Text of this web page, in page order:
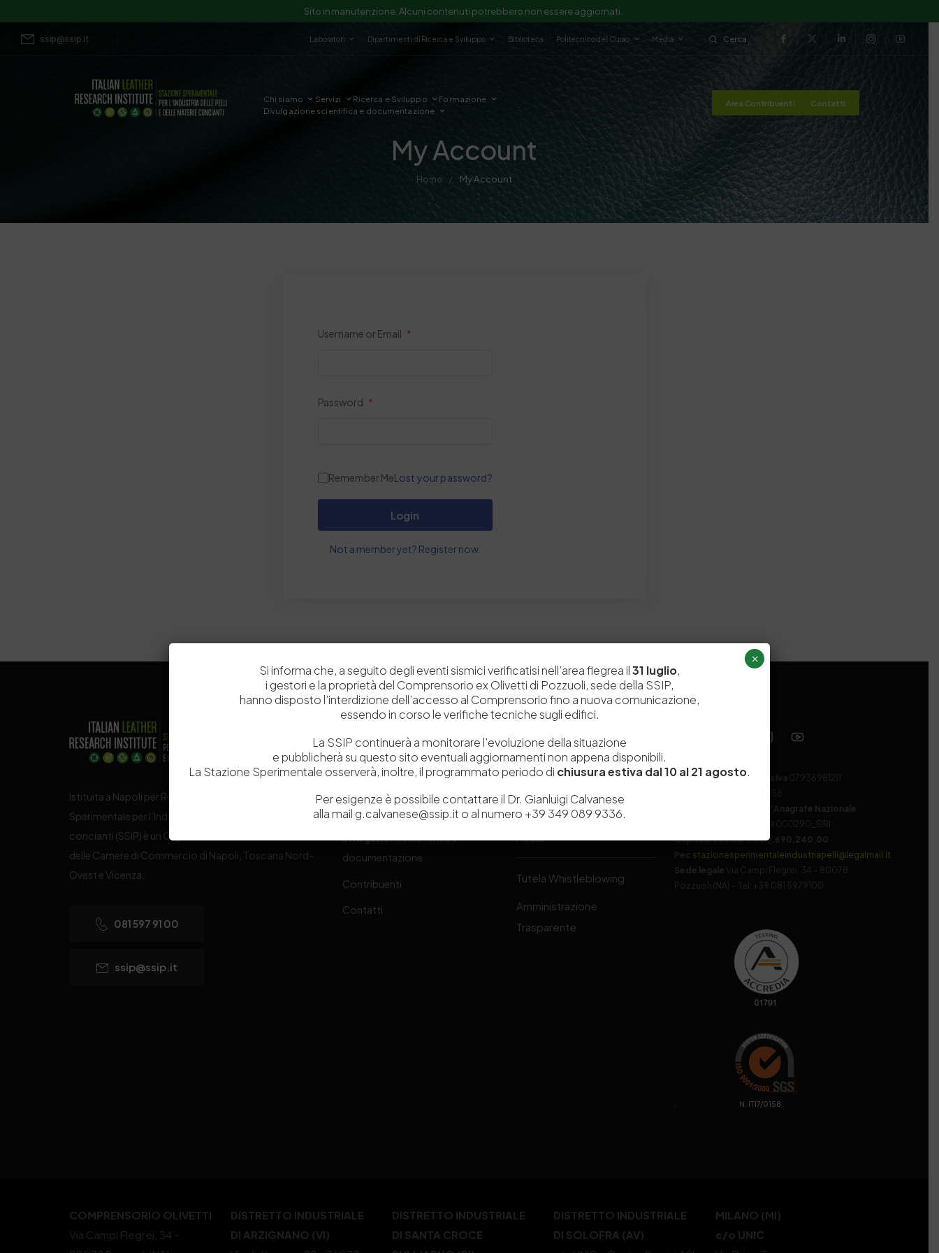
Sito in manutenzione. Alcuni contenuti potrebbero non essere aggiornati.
ssip@ssip.it Laboratori Dipartimenti di Ricerca e Sviluppo Biblioteca Politecnico del Cuoio Media Cerca
Chi siamo Servizi Ricerca e Sviluppo
Formazione
Divulgazione scientifica e documentazione
Area Contribuenti Contatti
My Account
Home / My Account
Username or Email *
Password *
Remember MeLost your password?
Login
Not a member yet? Register now.
Istituita a Napoli per Regio Decreto nel 1885, la Stazione
Sperimentale per l’Industria delle Pelli e delle materie
concianti (SSIP) è un Organismo di Ricerca Nazionale
delle Camere di Commercio di Napoli, Toscana Nord-
Ovest e Vicenza.
081 597 91 00
ssip@ssip.it
Servizi
Formazione
Divulgazione scientifica e
documentazione
Contribuenti
Contatti
Dipartimenti di ricerca
Politecnico del Cuoio
Media
Tutela Whistleblowing
Amministrazione
Trasparente
Codice fiscale e Partita Iva 07936981211
Codice di iscrizione all’Anagrafe Nazionale
000290_EIRI
Capitale SocialeEuro9.690.240,00
Pec
stazionesperimentaleindustriapelli@legalmail.it
Sede legale
Via Campi Flegrei, 34 – 80078
Pozzuoli (NA) – Tel. +39 081 5979100
. N. IT17/0158
COMPRENSORIO OLIVETTI
Via Campi Flegrei, 34 –
DISTRETTO INDUSTRIALE
DI ARZIGNANO (VI)
DISTRETTO INDUSTRIALE
DI SANTA CROCE
DISTRETTO INDUSTRIALE
DI SOLOFRA (AV)
MILANO (MI)
c/o UNIC
Si informa che, a seguito degli eventi sismici verificatisi nell’area flegrea il31 luglio,
i gestori e la proprietà del Comprensorio ex Olivetti di Pozzuoli, sede della SSIP,
hanno disposto l’interdizione dell’accesso al Comprensorio fino a nuova comunicazione,
essendo in corso le verifiche tecniche sugli edifici.
La SSIP continuerà a monitorare l’evoluzione della situazione
e pubblicherà su questo sito eventuali aggiornamenti non appena disponibili.
La Stazione Sperimentale osserverà, inoltre, il programmato periodo di chiusura estiva dal 10 al 21 agosto.
Per esigenze è possibile contattare il Dr. Gianluigi Calvanese
alla mail g.calvanese@ssip.it o al numero +39 349 089 9336.
×